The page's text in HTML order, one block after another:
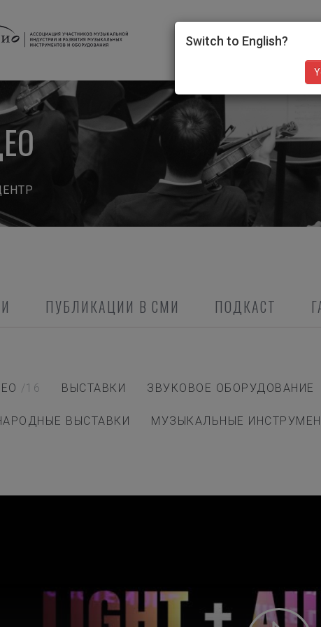
О НАС
ПУБЛИКАЦИИ В СМИ ПОДКАСТ
/16 ВЫСТАВКИ ЗВУКОВОЕ ОБОРУДОВАНИЕ
ВЫСТАВКИ МУЗЫКАЛЬНЫЕ
Switch to English?